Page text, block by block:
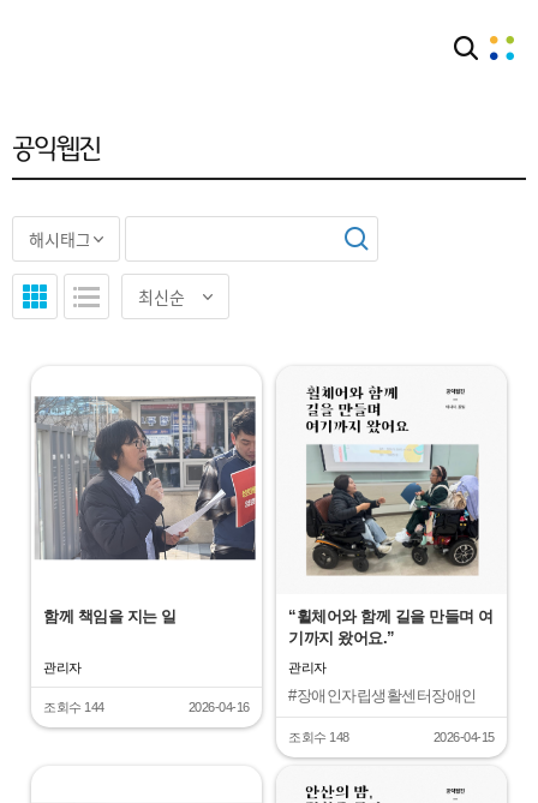
공익웹진
"
함께 책임을 지는 일
관리자
조회수 144 2026-04-16
"
“휠체어와 함께 길을 만들며 여
기까지 왔어요.”
관리자
#장애인자립생활센터장애인
차별철폐의날
#연대
#함께동료상담가
조회수 148 2026-04-15
" "